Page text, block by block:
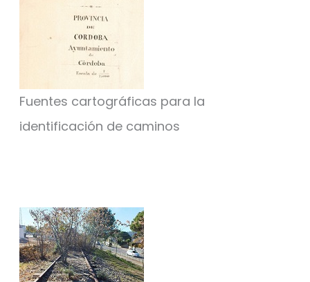
Fuentes cartográficas para la
identificación de caminos